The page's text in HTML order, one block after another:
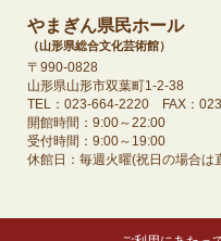
やまぎん県民ホール
（山形県総合文化芸術館）
〒990-0828
山形県山形市双葉町1-2-38
TEL：023-664-2220 FAX：
開館時間：9:00～22:00
受付時間：9:00～19:00
休館日：毎週火曜(祝日の場合は